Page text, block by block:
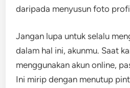
daripada menyusun foto
Jangan lupa untuk selalu
dalam hal ini, akunmu. Saat
menggunakan akun online,
Ini mirip dengan menutup